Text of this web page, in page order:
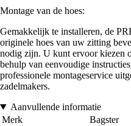
Montage van de hoes:
Gemakkelijk te installeren, de
originele hoes van uw zitting
nodig zijn. U kunt ervoor kiezen
behulp van eenvoudige
professionele montageservice
zadelmakers.
Aanvullende informatie
Merk
Bagster